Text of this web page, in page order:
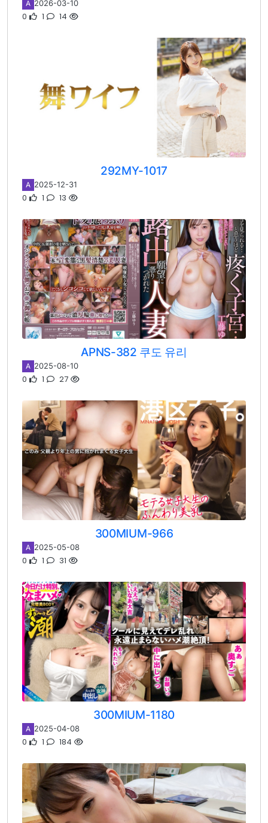
A 2026-03-10
0 1 14
292MY-1017
A 2025-12-31
0 1 13
APNS-382 쿠도 유리
A 2025-08-10
0 1 27
300MIUM-966
A 2025-05-08
0 1 31
300MIUM-1180
A 2025-04-08
0 1 184